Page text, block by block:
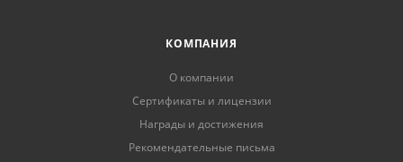
КОМПАНИЯ
О компании
Сертификаты и лицензии
Награды и достижения
Рекомендательные письма